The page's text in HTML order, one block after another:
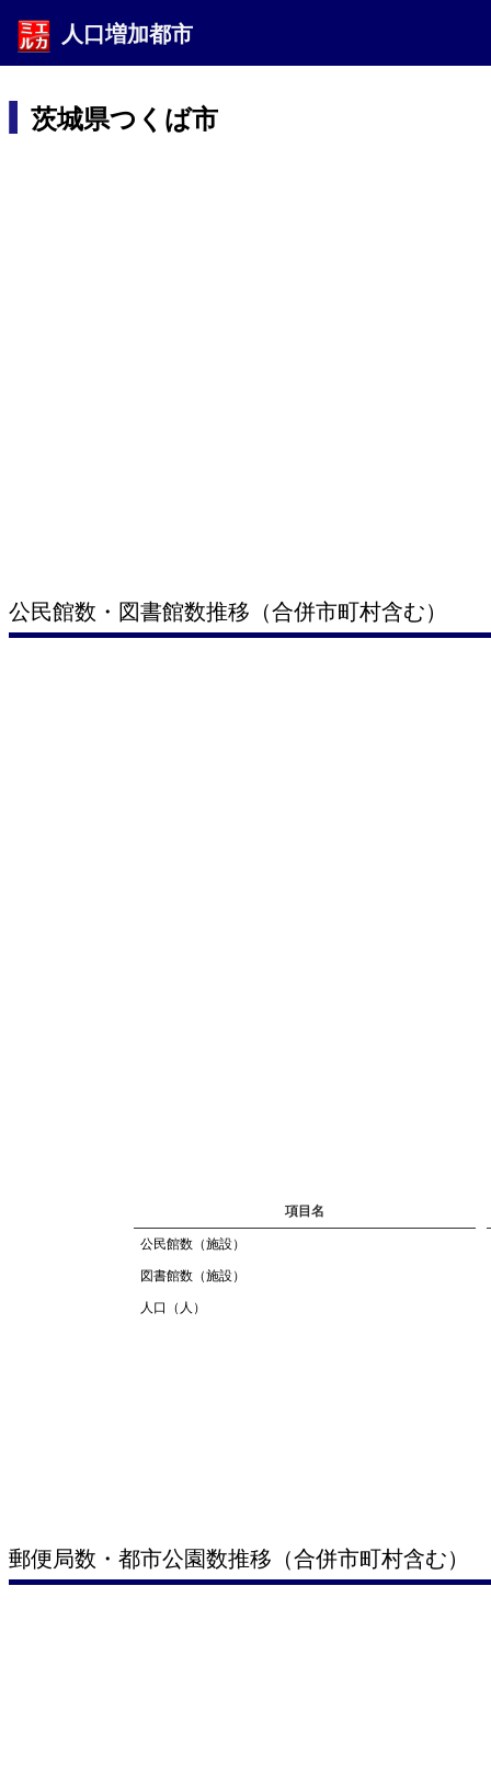
人口増加都市
茨城県つくば市
公民館数・図書館数推移（合併市町村含む）
項目名
公民館数（施設）
図書館数（施設）
人口（人）
郵便局数・都市公園数推移（合併市町村含む）